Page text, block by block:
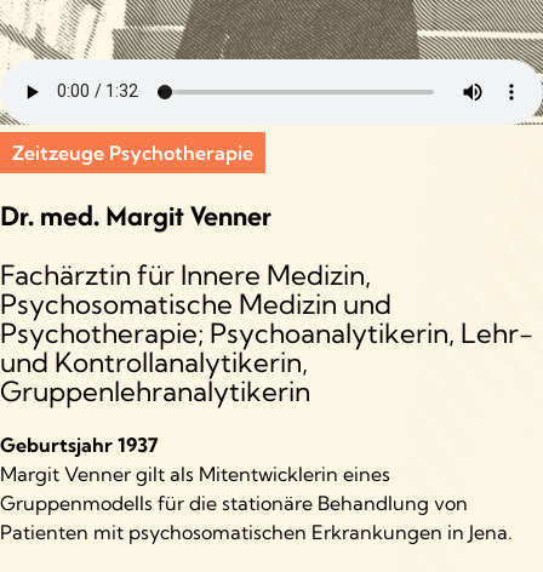
Zeitzeuge Psychotherapie
Dr. med. Margit Venner
Fachärztin für Innere Medizin,
Psychosomatische Medizin und
Psychotherapie; Psychoanalytikerin, Lehr-
und Kontrollanalytikerin,
Gruppenlehranalytikerin
Geburtsjahr 1937
Margit Venner gilt als Mitentwicklerin eines
Gruppenmodells für die stationäre Behandlung von
Patienten mit psychosomatischen Erkrankungen in Jena.